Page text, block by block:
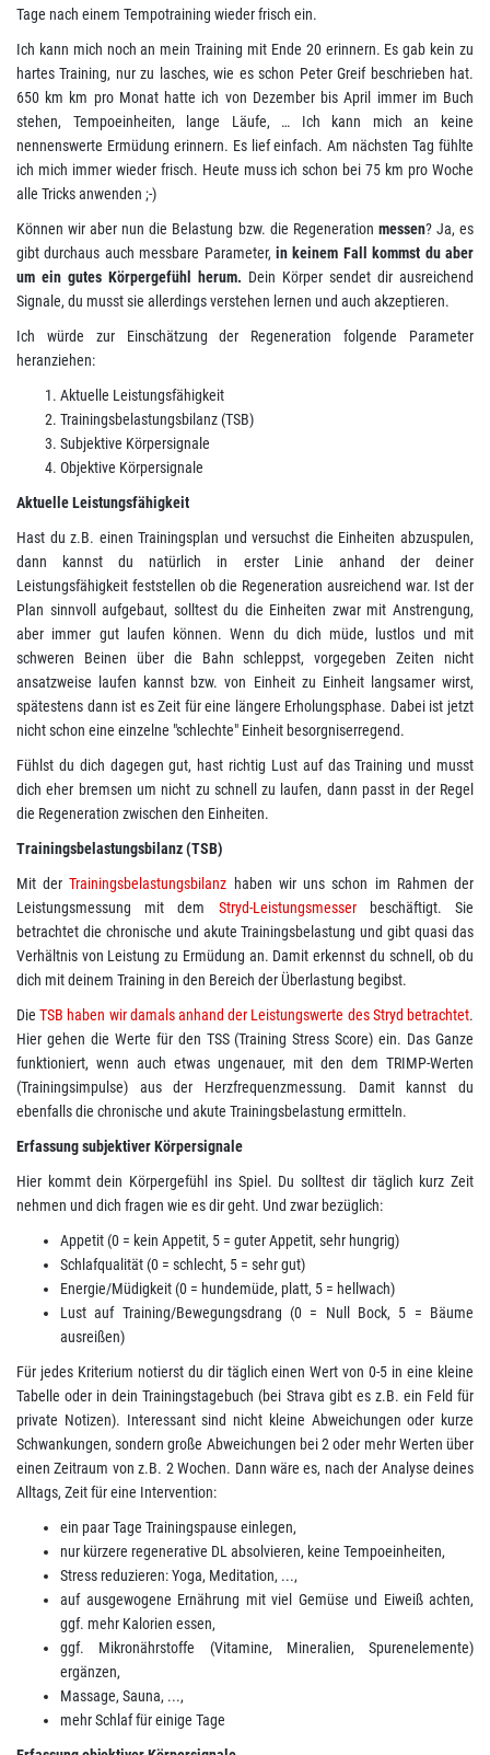
Tage nach einem Tempotraining wieder frisch ein.
Ich kann mich noch an mein Training mit Ende 20 erinnern. Es gab kein zu
hartes Training, nur zu lasches, wie es schon Peter Greif beschrieben hat.
650 km km pro Monat hatte ich von Dezember bis April immer im Buch
stehen, Tempoeinheiten, lange Läufe, … Ich kann mich an keine
nennenswerte Ermüdung erinnern. Es lief einfach. Am nächsten Tag fühlte
ich mich immer wieder frisch. Heute muss ich schon bei 75 km pro Woche
alle Tricks anwenden ;-)
Können wir aber nun die Belastung bzw. die Regeneration messen? Ja, es
gibt durchaus auch messbare Parameter, in keinem Fall kommst du aber
um ein gutes Körpergefühl herum. Dein Körper sendet dir ausreichend
Signale, du musst sie allerdings verstehen lernen und auch akzeptieren.
Ich würde zur Einschätzung der Regeneration folgende Parameter
heranziehen:
Aktuelle Leistungsfähigkeit
Trainingsbelastungsbilanz (TSB)
Subjektive Körpersignale
Objektive Körpersignale
Aktuelle Leistungsfähigkeit
Hast du z.B. einen Trainingsplan und versuchst die Einheiten abzuspulen,
dann kannst du natürlich in erster Linie anhand der deiner
Leistungsfähigkeit feststellen ob die Regeneration ausreichend war. Ist der
Plan sinnvoll aufgebaut, solltest du die Einheiten zwar mit Anstrengung,
aber immer gut laufen können. Wenn du dich müde, lustlos und mit
schweren Beinen über die Bahn schleppst, vorgegeben Zeiten nicht
ansatzweise laufen kannst bzw. von Einheit zu Einheit langsamer wirst,
spätestens dann ist es Zeit für eine längere Erholungsphase. Dabei ist jetzt
nicht schon eine einzelne "schlechte" Einheit besorgniserregend.
Fühlst du dich dagegen gut, hast richtig Lust auf das Training und musst
dich eher bremsen um nicht zu schnell zu laufen, dann passt in der Regel
die Regeneration zwischen den Einheiten.
Trainingsbelastungsbilanz (TSB)
Mit derTrainingsbelastungsbilanz haben wir uns schon im Rahmen der
Leistungsmessung mit dem Stryd-Leistungsmesserbeschäftigt. Sie
betrachtet die chronische und akute Trainingsbelastung und gibt quasi das
Verhältnis von Leistung zu Ermüdung an. Damit erkennst du schnell, ob du
dich mit deinem Training in den Bereich der Überlastung begibst.
DieTSB haben wir damals anhand der Leistungswerte des Stryd betrachtet.
Hier gehen die Werte für den TSS (Training Stress Score) ein. Das Ganze
funktioniert, wenn auch etwas ungenauer, mit den dem TRIMP-Werten
(Trainingsimpulse) aus der Herzfrequenzmessung. Damit kannst du
ebenfalls die chronische und akute Trainingsbelastung ermitteln.
Erfassung subjektiver Körpersignale
Hier kommt dein Körpergefühl ins Spiel. Du solltest dir täglich kurz Zeit
nehmen und dich fragen wie es dir geht. Und zwar bezüglich:
Appetit (0 = kein Appetit, 5 = guter Appetit, sehr hungrig)
Schlafqualität (0 = schlecht, 5 = sehr gut)
Energie/Müdigkeit (0 = hundemüde, platt, 5 = hellwach)
Lust auf Training/Bewegungsdrang (0 = Null Bock, 5 = Bäume
ausreißen)
Für jedes Kriterium notierst du dir täglich einen Wert von 0-5 in eine kleine
Tabelle oder in dein Trainingstagebuch (bei Strava gibt es z.B. ein Feld für
private Notizen). Interessant sind nicht kleine Abweichungen oder kurze
Schwankungen, sondern große Abweichungen bei 2 oder mehr Werten über
einen Zeitraum von z.B. 2 Wochen. Dann wäre es, nach der Analyse deines
Alltags, Zeit für eine Intervention:
ein paar Tage Trainingspause einlegen,
nur kürzere regenerative DL absolvieren, keine Tempoeinheiten,
Stress reduzieren: Yoga, Meditation, ...,
auf ausgewogene Ernährung mit viel Gemüse und Eiweiß achten,
ggf. mehr Kalorien essen,
ggf. Mikronährstoffe (Vitamine, Mineralien, Spurenelemente)
ergänzen,
Massage, Sauna, ...,
mehr Schlaf für einige Tage